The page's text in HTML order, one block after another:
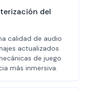
del
calidad de audio
actualizados
de juego
más inmersiva.